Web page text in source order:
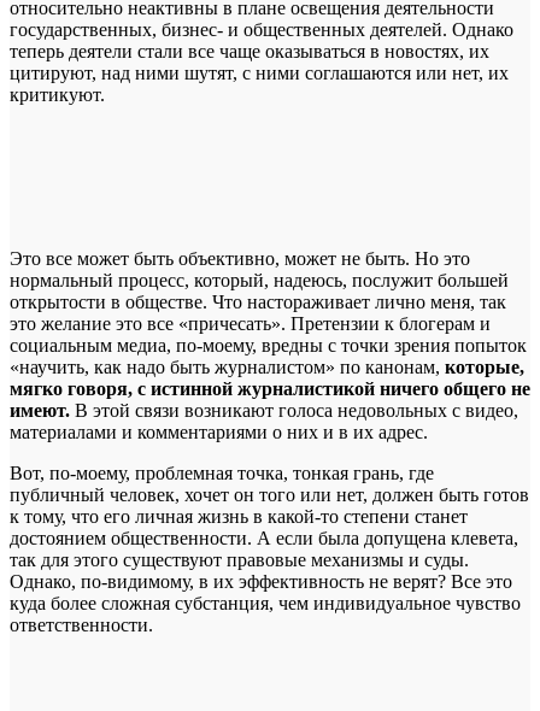
относительно неактивны в плане освещения деятельности
государственных, бизнес- и общественных деятелей. Однако
теперь деятели стали все чаще оказываться в новостях, их
цитируют, над ними шутят, с ними соглашаются или нет, их
критикуют.
Это все может быть объективно, может не быть. Но это
нормальный процесс, который, надеюсь, послужит большей
открытости в обществе. Что настораживает лично меня, так
это желание это все «причесать». Претензии к блогерам и
социальным медиа, по-моему, вредны с точки зрения попыток
«научить, как надо быть журналистом» по канонам, которые,
мягко говоря, с истинной журналистикой ничего общего не
имеют. В этой связи возникают голоса недовольных с видео,
материалами и комментариями о них и в их адрес.
Вот, по-моему, проблемная точка, тонкая грань, где
публичный человек, хочет он того или нет, должен быть готов
к тому, что его личная жизнь в какой-то степени станет
достоянием общественности. А если была допущена клевета,
так для этого существуют правовые механизмы и суды.
Однако, по-видимому, в их эффективность не верят? Все это
куда более сложная субстанция, чем индивидуальное чувство
ответственности.